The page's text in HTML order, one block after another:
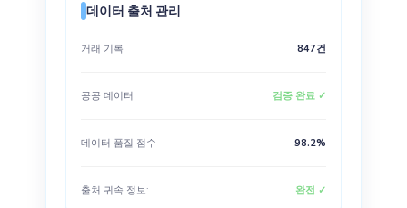
데이터 출처 관리
거래 기록 847건
공공 데이터 검증 완료 ✓
데이터 품질 점수 98.2%
출처 귀속 정보: 완전 ✓